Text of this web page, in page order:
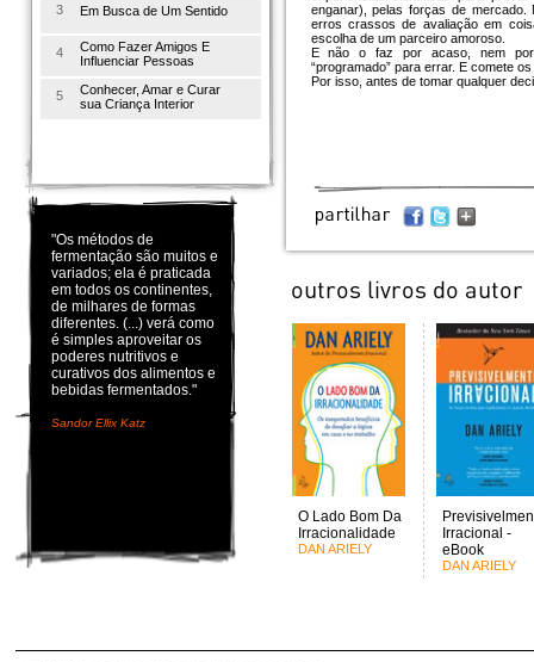
3 Em Busca de Um Sentido
4
Como Fazer Amigos E
Influenciar Pessoas
5
Conhecer, Amar e Curar
sua Criança Interior
"Os métodos de
fermentação são muitos e
variados; ela é praticada
em todos os continentes,
de milhares de formas
diferentes. (...) verá como
é simples aproveitar os
poderes nutritivos e
curativos dos alimentos e
bebidas fermentados."
Sandor Ellix Katz
enganar), pelas forças de
erros crassos de avaliação em
escolha de um parceiro amoroso.
E não o faz por acaso, nem por
“programado” para errar. E comete
Por isso, antes de tomar qualquer
O Lado Bom Da
Irracionalidade
DAN ARIELY
Irracional -
eBook
DAN ARIELY